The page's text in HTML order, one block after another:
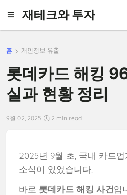
재테크와 투자
홈 개인정보 유출
롯데카드 해킹
실과 현황 정리
9월 02, 2025 2 min read
2025년 9월 초, 국내 카드
소식이 있었습니다.
바로 롯데카드 해킹 사건입